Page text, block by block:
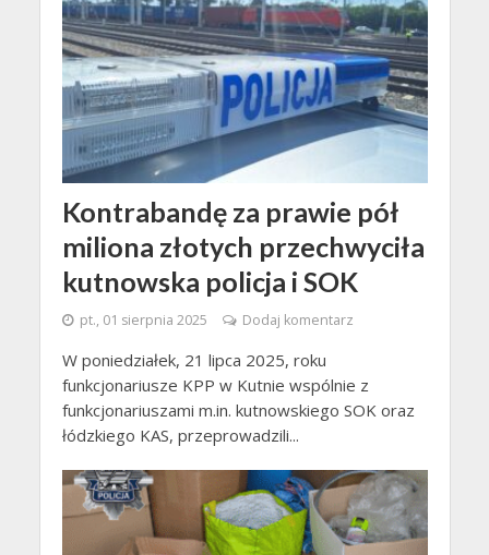
Kontrabandę za prawie pół
miliona złotych przechwyciła
kutnowska policja i SOK
pt., 01 sierpnia 2025 Dodaj komentarz
W poniedziałek, 21 lipca 2025, roku
funkcjonariusze KPP w Kutnie wspólnie z
funkcjonariuszami m.in. kutnowskiego SOK oraz
łódzkiego KAS, przeprowadzili...